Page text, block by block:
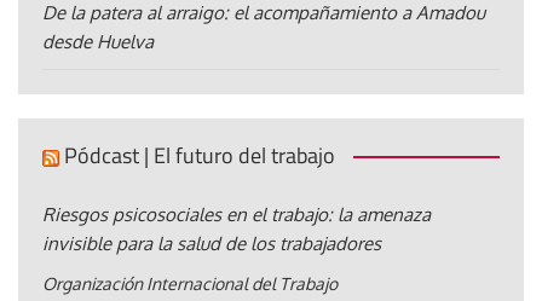
De la patera al arraigo: el acompañamiento a Amadou
desde Huelva
Pódcast | El futuro del trabajo
Riesgos psicosociales en el trabajo: la amenaza
invisible para la salud de los trabajadores
Organización Internacional del Trabajo